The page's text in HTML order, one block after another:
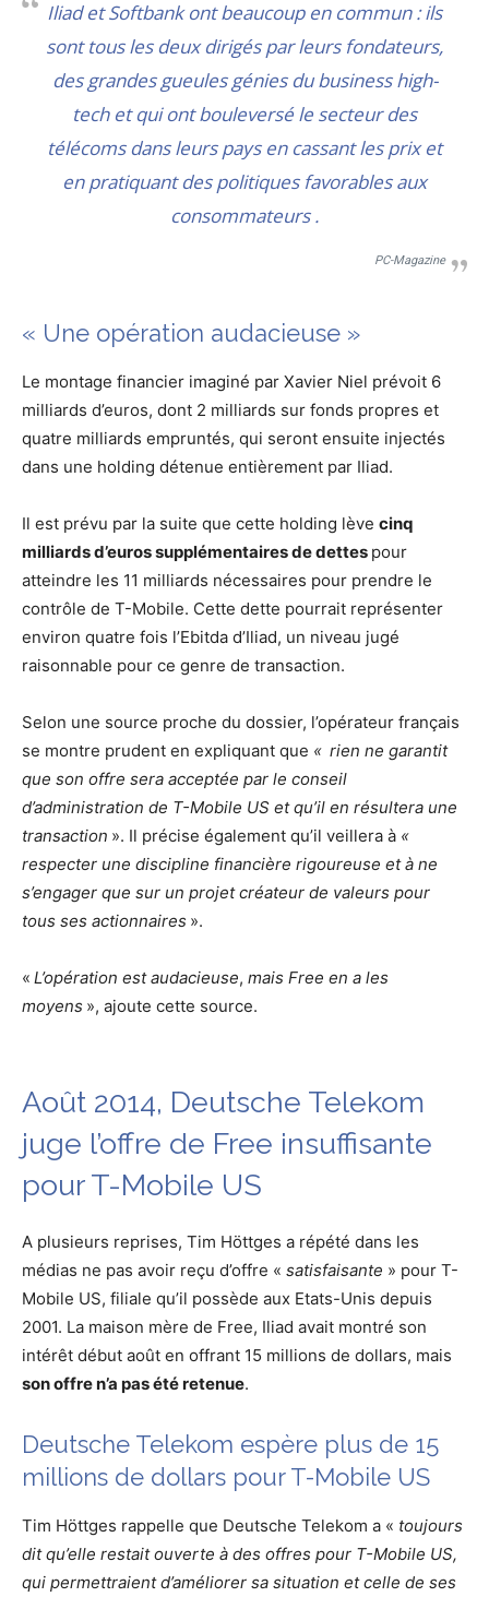
Iliad et Softbank ont beaucoup en commun : ils
sont tous les deux dirigés par leurs fondateurs,
des grandes gueules génies du business high-
tech et qui ont bouleversé le secteur des
télécoms dans leurs pays en cassant les prix et
en pratiquant des politiques favorables aux
consommateurs .
PC-Magazine
« Une opération audacieuse »
Le montage financier imaginé par Xavier Niel prévoit 6
milliards d’euros, dont 2 milliards sur fonds propres et
quatre milliards empruntés, qui seront ensuite injectés
dans une holding détenue entièrement par Iliad.
Il est prévu par la suite que cette holding lève cinq
milliards d’euros supplémentaires de dettes pour
atteindre les 11 milliards nécessaires pour prendre le
contrôle de T-Mobile. Cette dette pourrait représenter
environ quatre fois l’Ebitda d’Iliad, un niveau jugé
raisonnable pour ce genre de transaction.
Selon une source proche du dossier, l’opérateur français
se montre prudent en expliquant que « rien ne garantit
que son offre sera acceptée par le conseil
d’administration de T-Mobile US et qu’il en résultera une
transaction ». Il précise également qu’il veillera à «
respecter une discipline financière rigoureuse et à ne
s’engager que sur un projet créateur de valeurs pour
tous ses actionnaires ».
« L’opération est audacieuse, mais Free en a les
moyens », ajoute cette source.
Août 2014, Deutsche Telekom
juge l’offre de Free insuffisante
pour T-Mobile US
A plusieurs reprises, Tim Höttges a répété dans les
médias ne pas avoir reçu d’offre « satisfaisante » pour T-
Mobile US, filiale qu’il possède aux Etats-Unis depuis
2001. La maison mère de Free, Iliad avait montré son
intérêt début août en offrant 15 millions de dollars, mais
son offre n’a pas été retenue.
Deutsche Telekom espère plus de 15
millions de dollars pour T-Mobile US
Tim Höttges rappelle que Deutsche Telekom a « toujours
dit qu’elle restait ouverte à des offres pour T-Mobile US,
qui permettraient d’améliorer sa situation et celle de ses